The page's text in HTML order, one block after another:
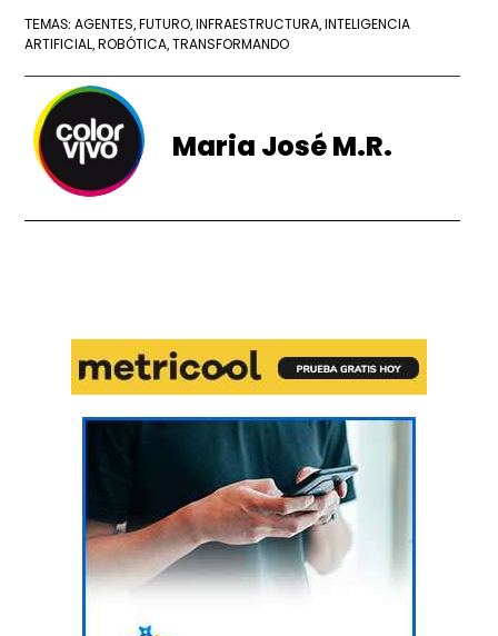
TEMAS:AGENTES ,FUTURO ,INFRAESTRUCTURA ,INTELIGENCIA
ARTIFICIAL ,ROBÓTICA ,TRANSFORMANDO
Maria José M.R.